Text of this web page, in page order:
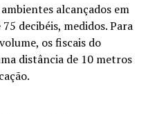
alcançados em
decibéis, medidos. Para
os fiscais do
distância de 10 metros